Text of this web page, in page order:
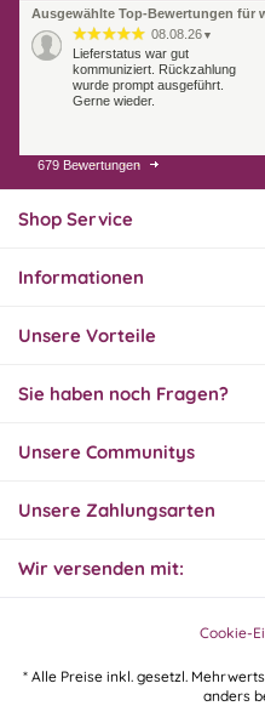
Ausgewählte Top-Bewertungen für
08.08.26 ▼
Lieferstatus war gut
kommuniziert. Rückzahlung
wurde prompt ausgeführt.
Gerne wieder.
07.08.26
Endlich das richtige
Innerhalb 2 Tagen Ware
geliefert. Sehr gut!
31.07.26
Super schnelle Lieferung,
wieder, vielen Dank.
679 Bewertungen
Shop Service
Informationen
Unsere Vorteile
Sie haben noch Fragen?
Unsere Communitys
Unsere Zahlungsarten
Wir versenden mit:
Cookie-
* Alle Preise inkl. gesetzl.
anders